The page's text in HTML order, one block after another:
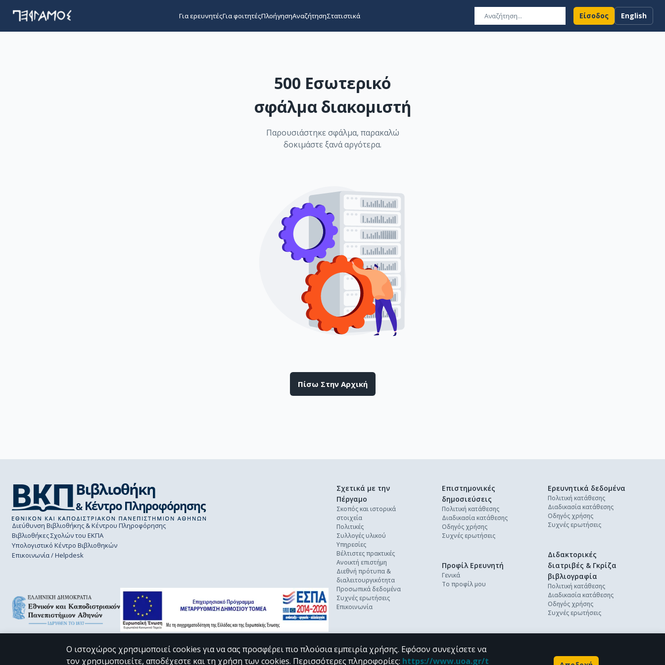
Για ερευνητέςΓια φοιτητέςΠλοήγησηΑναζήτησηΣτατιστικά Είσοδος English
500 Εσωτερικό
σφάλμα διακομιστή
Παρουσιάστηκε σφάλμα, παρακαλώ
δοκιμάστε ξανά αργότερα.
Πίσω Στην Αρχική
Διεύθυνση Βιβλιοθήκης & Κέντρου Πληροφόρησης
Βιβλιοθήκες Σχολών του ΕΚΠΑ
Υπολογιστικό Κέντρο Βιβλιοθηκών
Επικοινωνία / Helpdesk
Σχετικά με την
Πέργαμο
Σκοπός και ιστορικά
στοιχεία
Πολιτικές
Συλλογές υλικού
Υπηρεσίες
Βέλτιστες πρακτικές
Ανοικτή επιστήμη
Διεθνή πρότυπα &
διαλειτουργικότητα
Προσωπικά δεδομένα
Συχνές ερωτήσεις
Επικοινωνία
Επιστημονικές
δημοσιεύσεις
Πολιτική κατάθεσης
Διαδικασία κατάθεσης
Οδηγός χρήσης
Συχνές ερωτήσεις
Ερευνητικά δεδομένα
Πολιτική κατάθεσης
Διαδικασία κατάθεσης
Οδηγός χρήσης
Συχνές ερωτήσεις
Διδακτορικές
διατριβές & Γκρίζα
βιβλιογραφία
Πολιτική κατάθεσης
Διαδικασία κατάθεσης
Οδηγός χρήσης
Συχνές ερωτήσεις
Προφίλ Ερευνητή
Γενικά
Το προφίλ μου
Ο ιστοχώρος χρησιμοποιεί cookies για να σας προσφέρει πιο πλούσια εμπειρία χρήσης. Εφόσον συνεχίσετε να
τον χρησιμοποιείτε, αποδέχεστε και τη χρήση των cookies. Περισσότερες πληροφορίες: https://www.uoa.gr/t